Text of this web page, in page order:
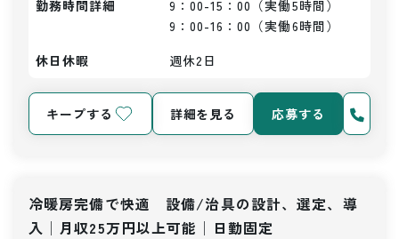
勤務時間詳細
9：00-15：00（実働5時間）
9：00-16：00（実働6時間）
休日休暇
週休2日
キープする 詳細を見る 応募する
冷暖房完備で快適 設備/治具の設計、選定、導
入│月収25万円以上可能│日勤固定